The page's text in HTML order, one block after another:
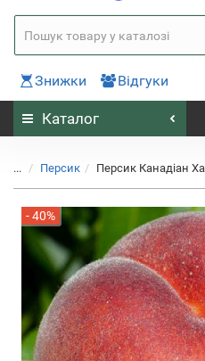
Знижки Відгуки
Каталог
... Персик Персик Канадіан
- 40%